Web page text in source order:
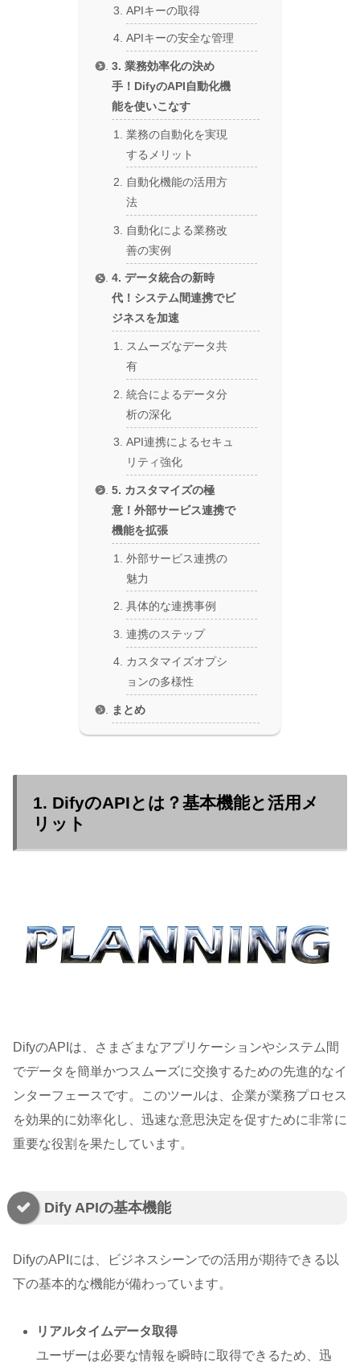
APIキーの取得
APIキーの安全な管理
3. 業務効率化の決め
手！DifyのAPI自動化機
能を使いこなす
業務の自動化を実現
するメリット
自動化機能の活用方
法
自動化による業務改
善の実例
4. データ統合の新時
代！システム間連携でビ
ジネスを加速
スムーズなデータ共
有
統合によるデータ分
析の深化
API連携によるセキュ
リティ強化
5. カスタマイズの極
意！外部サービス連携で
機能を拡張
外部サービス連携の
魅力
具体的な連携事例
連携のステップ
カスタマイズオプシ
ョンの多様性
まとめ
1. DifyのAPIとは？基本機能と活用メ
リット
DifyのAPIは、さまざまなアプリケーションやシステム間
でデータを簡単かつスムーズに交換するための先進的なイ
ンターフェースです。このツールは、企業が業務プロセス
を効果的に効率化し、迅速な意思決定を促すために非常に
重要な役割を果たしています。
Dify APIの基本機能
DifyのAPIには、ビジネスシーンでの活用が期待できる以
下の基本的な機能が備わっています。
リアルタイムデータ取得
ユーザーは必要な情報を瞬時に取得できるため、迅